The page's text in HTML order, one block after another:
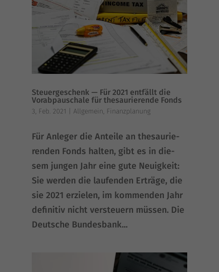
Steuergeschenk — Für 2021 entfällt die
Vorabpauschale für thesaurierende Fonds
3, Feb. 2021 Allgemein, Finanzplanung
Für Anle­ger die Antei­le an the­sau­ri­e­
ren­den Fonds hal­ten, gibt es in die­
sem jun­gen Jahr eine gute Neu­ig­keit:
Sie wer­den die lau­fen­den Erträ­ge, die
sie 2021 erzie­len, im kom­men­den Jahr
defi­ni­tiv nicht ver­steu­ern müssen. Die
Deut­sche Bun­des­bank...